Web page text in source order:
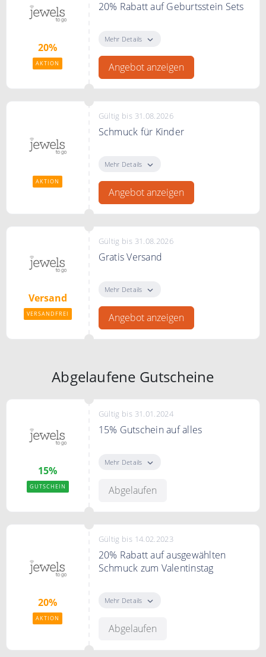
20%
AKTION
20% Rabatt auf Geburtsstein Sets
bei jewels to go.
Mehr Details
Angebot anzeigen
AKTION
Gültig bis 31.08.2026
Schmuck für Kinder
Schmuck für Kinder
Mehr Details
Angebot anzeigen
Versand
VERSANDFREI
Gültig bis 31.08.2026
Gratis Versand
innerhalb Deutschlands.
Mehr Details
Angebot anzeigen
Abgelaufene Gutscheine
15%
GUTSCHEIN
Gültig bis 31.01.2024
15% Gutschein auf alles
15% Rabatt auf das gesamte
Mehr Details
Abgelaufen
20%
AKTION
Gültig bis 14.02.2023
20% Rabatt auf ausgewählten
Schmuck zum Valentinstag
für Deinen Lieblingsmensch und
Mehr Details
Abgelaufen